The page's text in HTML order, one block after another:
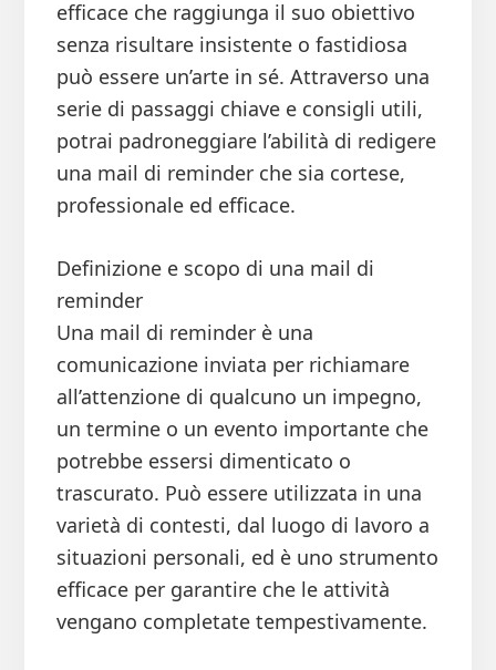
efficace che raggiunga il suo obiettivo
senza risultare insistente o fastidiosa
può essere un’arte in sé. Attraverso una
serie di passaggi chiave e consigli utili,
potrai padroneggiare l’abilità di redigere
una mail di reminder che sia cortese,
professionale ed efficace.
Definizione e scopo di una mail di
reminder
Una mail di reminder è una
comunicazione inviata per richiamare
all’attenzione di qualcuno un impegno,
un termine o un evento importante che
potrebbe essersi dimenticato o
trascurato. Può essere utilizzata in una
varietà di contesti, dal luogo di lavoro a
situazioni personali, ed è uno strumento
efficace per garantire che le attività
vengano completate tempestivamente.